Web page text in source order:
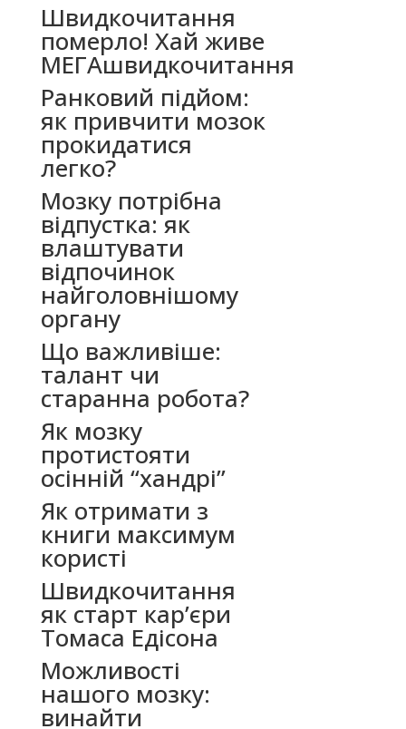
Швидкочитання
померло! Хай живе
МЕГАшвидкочитання
Ранковий підйом:
як привчити мозок
прокидатися
легко?
Мозку потрібна
відпустка: як
влаштувати
відпочинок
найголовнішому
органу
Що важливіше:
талант чи
старанна робота?
Як мозку
протистояти
осінній “хандрі”
Як отримати з
книги максимум
користі
Швидкочитання
як старт кар’єри
Томаса Едісона
Можливості
нашого мозку:
винайти